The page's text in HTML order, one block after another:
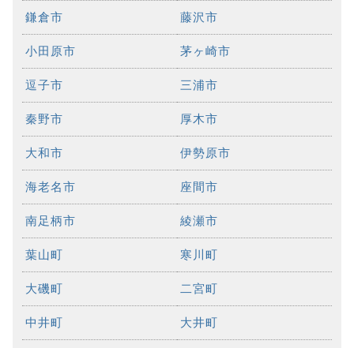
鎌倉市 藤沢市
小田原市 茅ヶ崎市
逗子市 三浦市
秦野市 厚木市
大和市 伊勢原市
海老名市 座間市
南足柄市 綾瀬市
葉山町 寒川町
大磯町 二宮町
中井町 大井町